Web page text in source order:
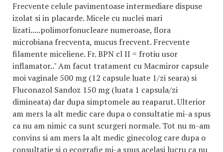
Frecvente celule pavimentoase intermediare dispuse
izolat si in placarde. Micele cu nuclei mari
lizati.....polimorfonucleare numeroase, flora
microbiana frecventa, mucus frecvent. Frecvente
filamente miceliene. Fr. BPN cl II = frotiu usor
inflamator.." Am facut tratament cu Macmiror capsule
moi vaginale 500 mg (12 capsule luate 1/zi seara) si
Fluconazol Sandoz 150 mg (luata 1 capsula/zi
dimineata) dar dupa simptomele au reaparut. Ulterior
am mers la alt medic care dupa o consultatie mi-a spus
ca nu am nimic ca sunt scurgeri normale. Tot nu m-am
convins si am mers la alt medic ginecolog care dupa o
consultatie si o ecografie mi-a spus acelasi lucru ca nu